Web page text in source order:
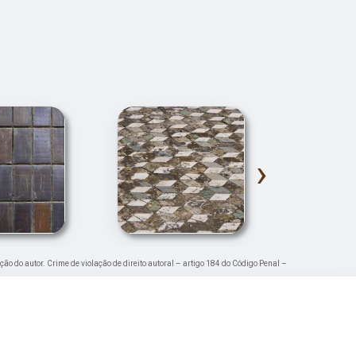
›
do autor. Crime de violação de direito autoral – artigo 184 do Código Penal –